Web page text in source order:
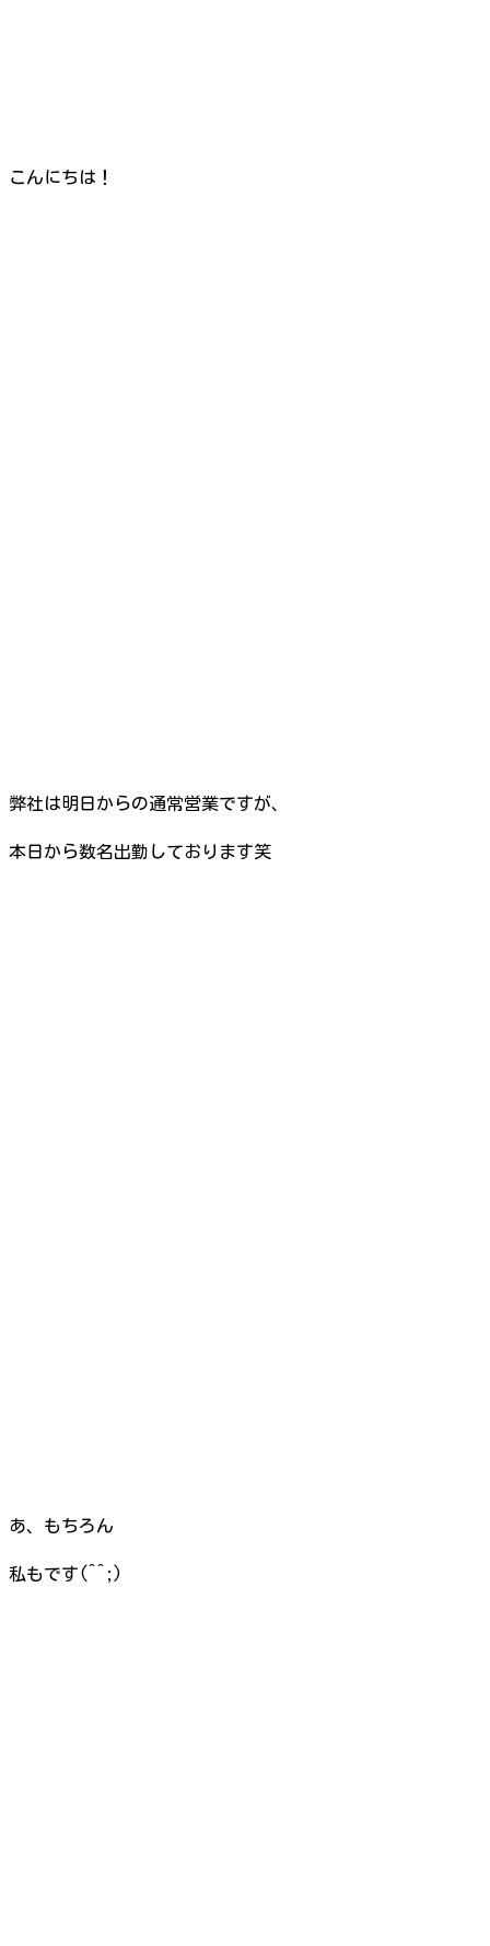
こんにちは！
弊社は明日からの通常営業ですが、
本日から数名出勤しております笑
あ、もちろん
私もです(^^;)